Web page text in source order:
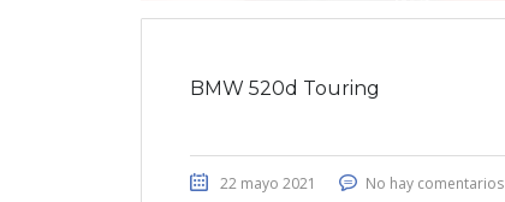
BMW 520d Touring
22 mayo 2021 No hay comentarios